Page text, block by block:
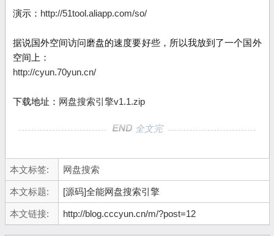
演示： http://51tool.aliapp.com/so/
据说国外空间访问磨盘的速度要好些，所以我放到了一个国外
空间上：
http://cyun.70yun.cn/
下载地址： 网盘搜索引擎v1.1.zip
全文完
本文标签: 网盘搜索
本文标题: [源码]全能网盘搜索引擎
本文链接: http://blog.cccyun.cn/m/?post=12